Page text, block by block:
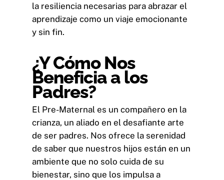
la resiliencia necesarias para abrazar el
aprendizaje como un viaje emocionante
y sin fin.
¿Y Cómo Nos
Beneficia a los
Padres?
El Pre-Maternal es un compañero en la
crianza, un aliado en el desafiante arte
de ser padres. Nos ofrece la serenidad
de saber que nuestros hijos están en un
ambiente que no solo cuida de su
bienestar, sino que los impulsa a